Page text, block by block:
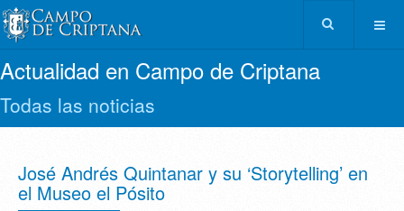
Actualidad en Campo de Criptana
Todas las noticias
José Andrés Quintanar y su ‘Storytelling’ en
el Museo el Pósito